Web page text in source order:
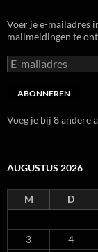
Voer je e-mailadres
mailmeldingen te
E-
mailadres
ABONNEREN
Voeg je bij 8 andere
AUGUSTUS 2026
M D
3
4